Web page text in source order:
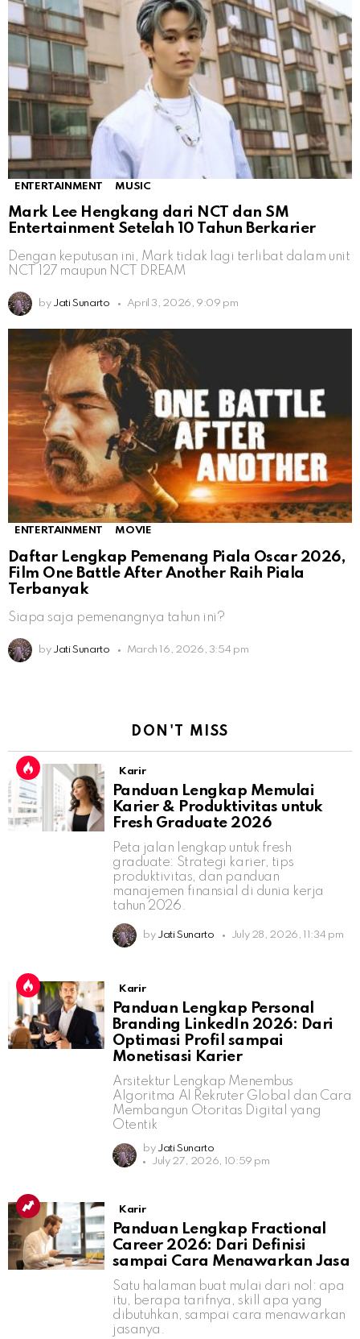
ENTERTAINMENT MUSIC
Mark Lee Hengkang dari NCT dan SM
Entertainment Setelah 10 Tahun Berkarier
Dengan keputusan ini, Mark tidak lagi terlibat dalam unit
NCT 127 maupun NCT DREAM
by Jati Sunarto April 3, 2026, 9:09 pm
ENTERTAINMENT MOVIE
Daftar Lengkap Pemenang Piala Oscar 2026,
Film One Battle After Another Raih Piala
Terbanyak
Siapa saja pemenangnya tahun ini?
by Jati Sunarto March 16, 2026, 3:54 pm
DON'T MISS
Karir
Panduan Lengkap Memulai
Karier & Produktivitas untuk
Fresh Graduate 2026
Peta jalan lengkap untuk fresh
graduate: Strategi karier, tips
produktivitas, dan panduan
manajemen finansial di dunia kerja
tahun 2026.
by Jati Sunarto July 28, 2026, 11:34 pm
Karir
Panduan Lengkap Personal
Branding LinkedIn 2026: Dari
Optimasi Profil sampai
Monetisasi Karier
Arsitektur Lengkap Menembus
Algoritma AI Rekruter Global dan Cara
Membangun Otoritas Digital yang
Otentik
by Jati Sunarto
July 27, 2026, 10:59 pm
Karir
Panduan Lengkap Fractional
Career 2026: Dari Definisi
sampai Cara Menawarkan Jasa
Satu halaman buat mulai dari nol: apa
itu, berapa tarifnya, skill apa yang
dibutuhkan, sampai cara menawarkan
jasanya.